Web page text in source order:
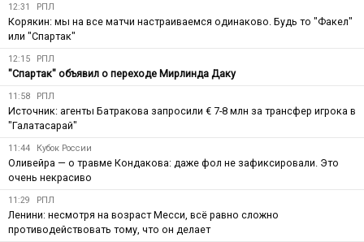
12:31 РПЛ
Корякин: мы на все матчи настраиваемся одинаково. Будь то "Факел"
или "Спартак"
12:15 РПЛ
"Спартак" объявил о переходе Мирлинда Даку
11:58 РПЛ
Источник: агенты Батракова запросили € 7-8 млн за трансфер игрока в
"Галатасарай"
11:44 Кубок России
Оливейра — о травме Кондакова: даже фол не зафиксировали. Это
очень некрасиво
11:29 РПЛ
Ленини: несмотря на возраст Месси, всё равно сложно
противодействовать тому, что он делает